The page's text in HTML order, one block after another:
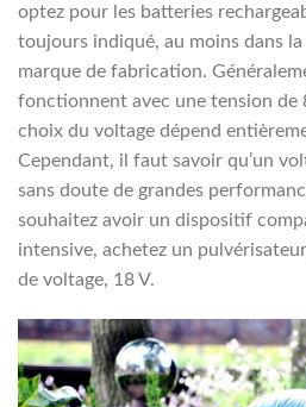
optez pour les batteries
toujours indiqué, au moins dans
marque de fabrication.
fonctionnent avec une tension de
choix du voltage dépend
Cependant, il faut savoir qu’un
sans doute de grandes
souhaitez avoir un dispositif
intensive, achetez un
de voltage, 18 V.